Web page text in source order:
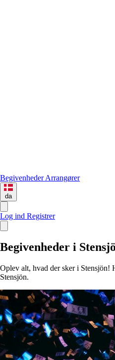
BegivenhederArrangører
da
Log ind Registrer
Begivenheder i
Oplev alt, hvad der sker i Stensjön!
Stensjön.